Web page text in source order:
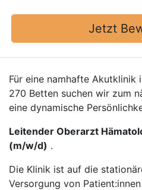
Jetzt
Für eine namhafte Akutklinik
270 Betten suchen wir zum
eine dynamische
Leitender Oberarzt
(m/w/d) .
Die Klinik ist auf die
Versorgung von